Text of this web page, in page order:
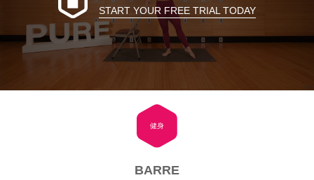
START YOUR FREE TRIAL TODAY
健身
BARRE